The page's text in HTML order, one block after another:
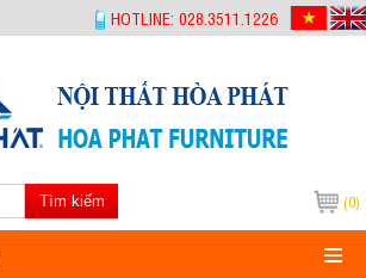
HOTLINE: 028.3511.1226
(0)
Tìm kiếm